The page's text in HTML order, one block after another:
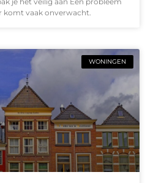
komt vaak onverwacht.
WONINGEN